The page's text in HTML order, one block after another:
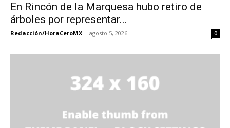
En Rincón de la Marquesa hubo retiro de
árboles por representar...
Redacción/HoraCeroMX - agosto 5, 2026 0